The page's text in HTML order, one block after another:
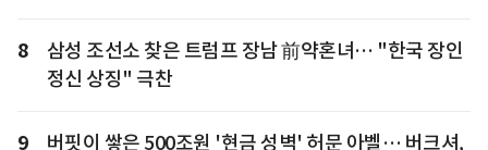
8
삼성 조선소 찾은 트럼프 장남 前약혼녀… "한국 장인
정신 상징" 극찬
9
버핏이 쌓은 500조원 '현금 성벽' 허문 아벨… 버크셔,